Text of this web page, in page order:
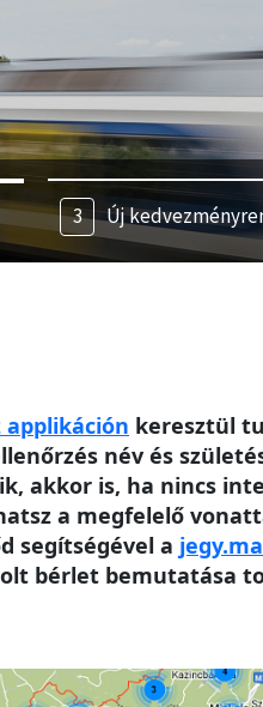
Új
applikáción keresztül
név és
akkor is, ha nincs
a megfelelő
segítségével a
bérlet bemutatása